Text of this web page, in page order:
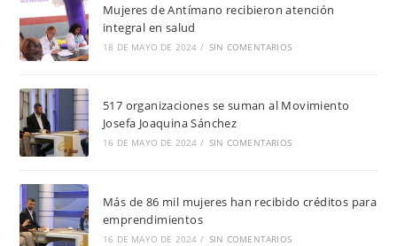
Mujeres de Antímano recibieron atención
integral en salud
18 DE MAYO DE 2024 / SIN COMENTARIOS
517 organizaciones se suman al Movimiento
Josefa Joaquina Sánchez
16 DE MAYO DE 2024 / SIN COMENTARIOS
Más de 86 mil mujeres han recibido créditos para
emprendimientos
16 DE MAYO DE 2024 / SIN COMENTARIOS